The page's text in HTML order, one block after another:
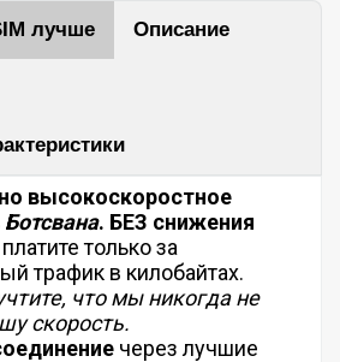
лучше Описание
высокоскоростное
Ботсвана. БЕЗ снижения
только за
трафик в килобайтах.
что мы никогда не
скорость.
через лучшие